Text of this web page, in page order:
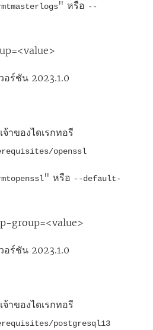
" หรือ --
อร์ชัน 2023.1.0
าของไดเรกทอรี
openssl
" หรือ --default-
group=<value>
อร์ชัน 2023.1.0
าของไดเรกทอรี
postgresql13